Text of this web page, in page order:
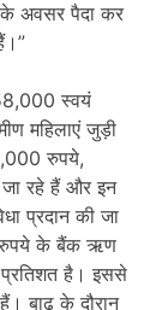
के अवसर पैदा कर
स्वयं
महिलाएं जुड़ी
रुपये,
रहे हैं और इन
प्रदान की जा
रुपये के बैंक ऋण
प्रतिशत है। इससे
बाढ़ के दौरान